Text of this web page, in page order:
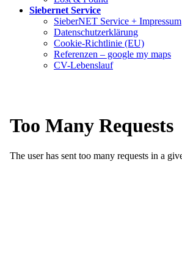
Siebernet Service
SieberNET Service + Impressum
Datenschutzerklärung
Cookie-Richtlinie (EU)
Referenzen – google my maps
CV-Lebenslauf